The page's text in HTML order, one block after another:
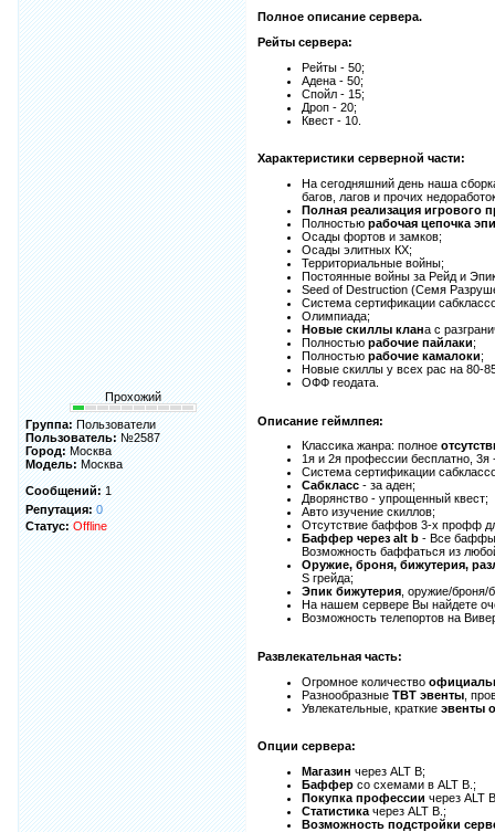
Прохожий
Группа:Пользователи
Пользователь:№2587
Город:Москва
Модель:Москва
Сообщений: 1
Репутация: 0
Статус: Offline
Полное описание сервера.
Рейты сервера:
Рейты - 50;
Адена - 50;
Спойл - 15;
Дроп - 20;
Квест - 10.
Характеристики серверной части:
На сегодняшний день наша
багов, лагов и прочих
Полная реализация игрового
Полностью рабочая цепочка
Осады фортов и замков;
Осады элитных КХ;
Территориальные войны;
Постоянные войны за Рейд и
Seed of Destruction (Семя
Система сертификации
Олимпиада;
Новые скиллы клана с
Полностью рабочие пайлаки;
Полностью рабочие камалоки;
Новые скиллы у всех рас на 80-
ОФФ геодата.
Описание геймлпея:
Классика жанра: полное
1я и 2я профессии бесплатно, 3я
Система сертификации
Сабкласс - за аден;
Дворянство - упрощенный квест;
Авто изучение скиллов;
Отсутствие баффов 3-х профф
Баффер через alt b - Все баффы
Возможность баффаться из
Оружие, броня, бижутерия,
S грейда;
Эпик бижутерия , оружие/
На нашем сервере Вы найдете
Возможность телепортов на
Развлекательная часть:
Огромное количество
Разнообразные ТВТ эвенты ,
Увлекательные, краткие эвенты
Опции сервера:
Магазин через ALT B;
Баффер со схемами в ALT B.;
Покупка профессии через ALT
Статистика через ALT B.;
Возможность подстройки